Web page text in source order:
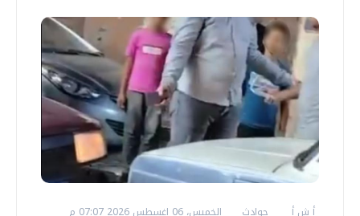
أ ش أ حوادث الخميس، 06 اغسطس 2026 07:07 م